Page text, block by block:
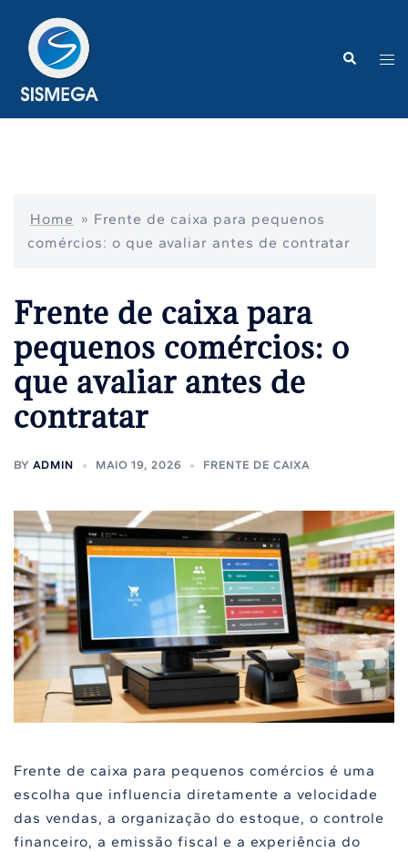
para
conteúdo
Search
Home » Frente de caixa para pequenos
comércios: o que avaliar antes de contratar
Frente de caixa para
pequenos comércios: o
que avaliar antes de
contratar
BY ADMIN MAIO 19, 2026 FRENTE DE CAIXA
Frente de caixa para pequenos comércios é uma
escolha que influencia diretamente a velocidade
das vendas, a organização do estoque, o controle
financeiro, a emissão fiscal e a experiência do